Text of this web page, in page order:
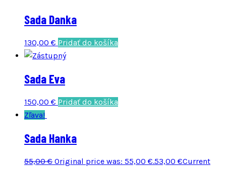
Sada Danka
130,00 € Pridať do košíka
Sada Eva
150,00 € Pridať do košíka
Zľava!
Sada Hanka
55,00€ Original price was: 55,00 €.53,00 €Current